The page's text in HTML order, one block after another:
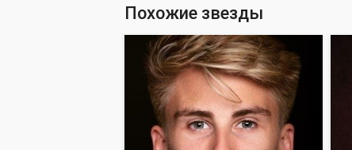
Похожие звезды